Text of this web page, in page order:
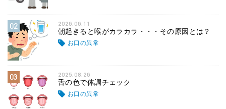
02 2026.06.11
朝起きると喉がカラカラ・・・その原因とは？
お口の異常
03 2025.08.26
舌の色で体調チェック
お口の異常